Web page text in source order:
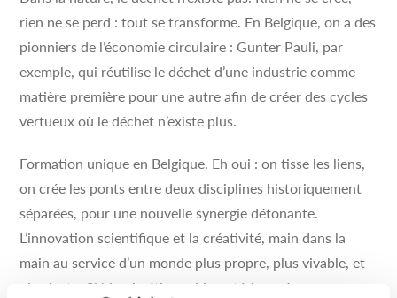
rien ne se perd : tout se transforme. En Belgique, on a des
pionniers de l’économie circulaire : Gunter Pauli, par
exemple, qui réutilise le déchet d’une industrie comme
matière première pour une autre afin de créer des cycles
vertueux où le déchet n’existe plus.
Formation unique en Belgique. Eh oui : on tisse les liens,
on crée les ponts entre deux disciplines historiquement
séparées, pour une nouvelle synergie détonante.
L’innovation scientifique et la créativité, main dans la
main au service d’un monde plus propre, plus vivable, et
plus juste. Si biomimétisme, biomatériaux, éco-